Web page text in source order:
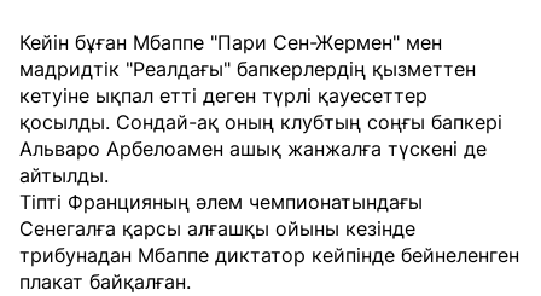
Кейін бұған Мбаппе "Пари Сен-Жермен" мен
мадридтік "Реалдағы" бапкерлердің қызметтен
кетуіне ықпал етті деген түрлі қауесеттер
қосылды. Сондай-ақ оның клубтың соңғы бапкері
Альваро Арбелоамен ашық жанжалға түскені де
айтылды.
Тіпті Францияның әлем чемпионатындағы
Сенегалға қарсы алғашқы ойыны кезінде
трибунадан Мбаппе диктатор кейпінде бейнеленген
плакат байқалған.